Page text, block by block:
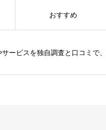
ービスを独自調査と口コミで
おすすめ